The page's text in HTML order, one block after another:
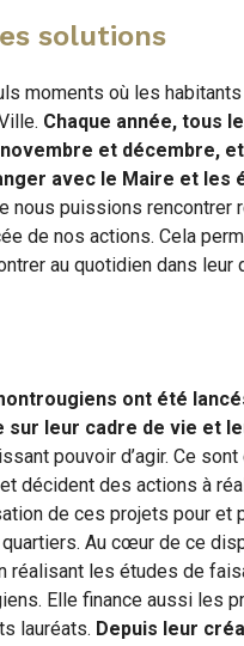
solutions
moments où les
Chaque année, tous
et décembre,
avec le Maire et les
puissions rencontrer
de nos actions. Cela
au quotidien dans leur
ont été
sur leur cadre de vie et
pouvoir d’agir. Ce
décident des actions à
de ces projets pour et
Au cœur de ce
réalisant les études de
Elle finance aussi les
lauréats. Depuis leur